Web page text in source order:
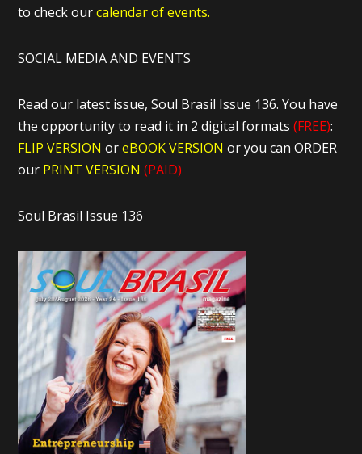
to check ourcalendar of events.
SOCIAL MEDIA AND EVENTS
Read our latest issue, Soul Brasil Issue 136. You have
the opportunity to read it in 2 digital formats(FREE):
FLIP VERSION oreBOOK VERSIONor you can ORDER
our PRINT VERSION (PAID)
Soul Brasil Issue 136